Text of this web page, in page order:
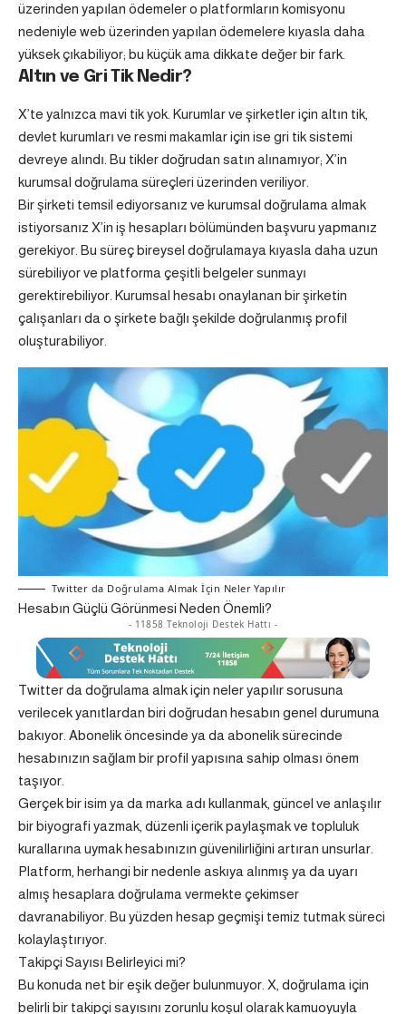
üzerinden yapılan ödemeler o platformların komisyonu
nedeniyle web üzerinden yapılan ödemelere kıyasla daha
yüksek çıkabiliyor; bu küçük ama dikkate değer bir fark.
Altın ve Gri Tik Nedir?
X’te yalnızca mavi tik yok. Kurumlar ve şirketler için altın tik,
devlet kurumları ve resmi makamlar için ise gri tik sistemi
devreye alındı. Bu tikler doğrudan satın alınamıyor; X’in
kurumsal doğrulama süreçleri üzerinden veriliyor.
Bir şirketi temsil ediyorsanız ve kurumsal doğrulama almak
istiyorsanız X’in iş hesapları bölümünden başvuru yapmanız
gerekiyor. Bu süreç bireysel doğrulamaya kıyasla daha uzun
sürebiliyor ve platforma çeşitli belgeler sunmayı
gerektirebiliyor. Kurumsal hesabı onaylanan bir şirketin
çalışanları da o şirkete bağlı şekilde doğrulanmış profil
oluşturabiliyor.
Twitter da Doğrulama Almak İçin Neler Yapılır
Hesabın Güçlü Görünmesi Neden Önemli?
- 11858 Teknoloji Destek Hattı -
Twitter da doğrulama almak için neler yapılır sorusuna
verilecek yanıtlardan biri doğrudan hesabın genel durumuna
bakıyor. Abonelik öncesinde ya da abonelik sürecinde
hesabınızın sağlam bir profil yapısına sahip olması önem
taşıyor.
Gerçek bir isim ya da marka adı kullanmak, güncel ve anlaşılır
bir biyografi yazmak, düzenli içerik paylaşmak ve topluluk
kurallarına uymak hesabınızın güvenilirliğini artıran unsurlar.
Platform, herhangi bir nedenle askıya alınmış ya da uyarı
almış hesaplara doğrulama vermekte çekimser
davranabiliyor. Bu yüzden hesap geçmişi temiz tutmak süreci
kolaylaştırıyor.
Takipçi Sayısı Belirleyici mi?
Bu konuda net bir eşik değer bulunmuyor. X, doğrulama için
belirli bir takipçi sayısını zorunlu koşul olarak kamuoyuyla